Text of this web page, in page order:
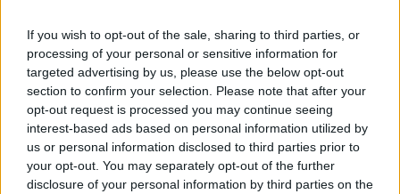
If you wish to opt-out of the sale, sharing to third parties, or
processing of your personal or sensitive information for
targeted advertising by us, please use the below opt-out
section to confirm your selection. Please note that after your
opt-out request is processed you may continue seeing
interest-based ads based on personal information utilized by
us or personal information disclosed to third parties prior to
your opt-out. You may separately opt-out of the further
disclosure of your personal information by third parties on the
Visi įrašai
Žiūrimiausi įrašai